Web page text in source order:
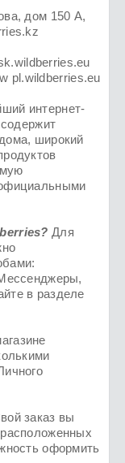
дом 150 А,
pl.wildberries.eu
интернет-
широкий
Для
в разделе
заказ вы
оформить